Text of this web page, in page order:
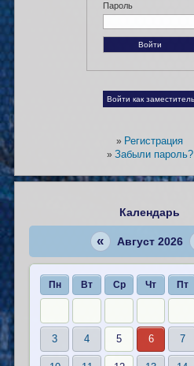
Пароль
» Регистрация
» Забыли пароль?
Календарь
« Август 2026
Пн Вт Ср Чт Пт
3 4 5 6 7